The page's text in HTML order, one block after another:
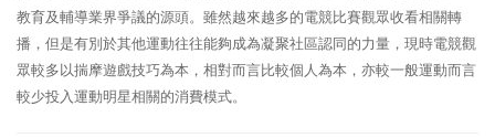
教育及輔導業界爭議的源頭。雖然越來越多的電競比賽觀眾收看相關轉
播，但是有別於其他運動往往能夠成為凝聚社區認同的力量，現時電競觀
眾較多以揣摩遊戲技巧為本，相對而言比較個人為本，亦較一般運動而言
較少投入運動明星相關的消費模式。